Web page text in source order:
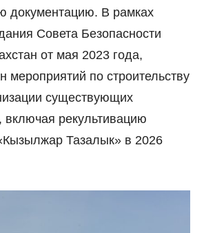
документацию. В рамках
Совета Безопасности
от мая 2023 года,
мероприятий по строительству
существующих
рекультивацию
Тазалык» в 2026